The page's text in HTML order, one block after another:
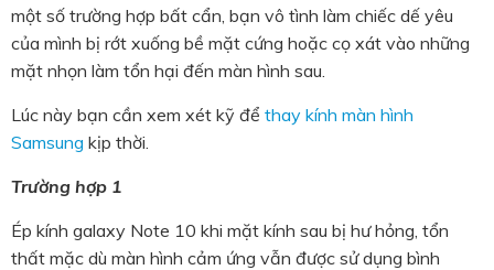
một số trường hợp bất cẩn, bạn vô tình làm chiếc dế yêu
của mình bị rớt xuống bề mặt cứng hoặc cọ xát vào những
mặt nhọn làm tổn hại đến màn hình sau.
Lúc này bạn cần xem xét kỹ để thay kính màn hình
Samsung kịp thời.
Trường hợp 1
Ép kính galaxy Note 10 khi mặt kính sau bị hư hỏng, tổn
thất mặc dù màn hình cảm ứng vẫn được sử dụng bình